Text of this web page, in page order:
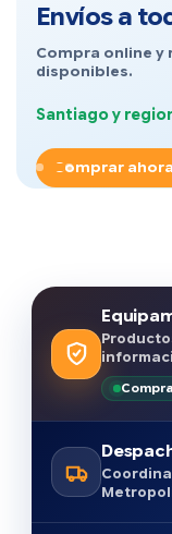
Envíos a
Compra online y
disponibles.
Santiago y
Comprar